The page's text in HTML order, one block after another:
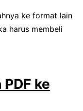
ke format lain
harus membeli
ke